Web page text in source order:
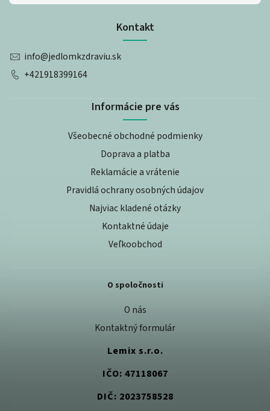
Kontakt
info@jedlomkzdraviu.sk
+421918399164
Informácie pre vás
Všeobecné obchodné podmienky
Doprava a platba
Reklamácie a vrátenie
Pravidlá ochrany osobných údajov
Najviac kladené otázky
Kontaktné údaje
Veľkoobchod
O spoločnosti
O nás
Kontaktný formulár
Lemix s.r.o.
IČO: 47118067
DIČ: 2023758528